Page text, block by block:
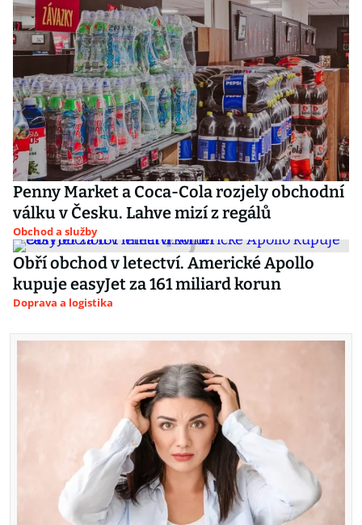
Penny Market a Coca-Cola rozjely obchodní
válku v Česku. Lahve mizí z regálů
Obchod a služby
Obří obchod v letectví. Americké Apollo
kupuje easyJet za 161 miliard korun
Doprava a logistika